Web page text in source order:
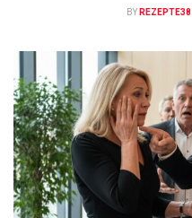
BY REZEPTE38